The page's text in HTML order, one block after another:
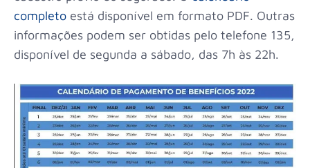
completo está disponível em formato PDF. Outras
informações podem ser obtidas pelo telefone 135,
disponível de segunda a sábado, das 7h às 22h.